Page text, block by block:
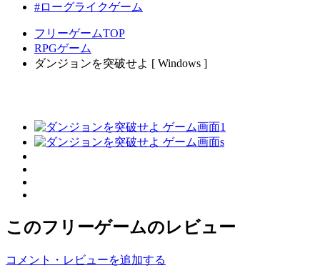
#ローグライクゲーム
フリーゲームTOP
RPGゲーム
ダンジョンを突破せよ [ Windows ]
このフリーゲームのレビュー
コメント・レビューを追加する